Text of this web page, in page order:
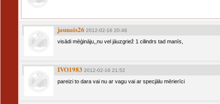
jaunais26 2012-02-16 20:46
visādi mēģināju,,nu vel jāuzgriež 1 cilindrs tad manīs,
IVO1983 2012-02-16 21:52
pareizi to dara vai nu ar vagu vai ar specjālu mērierīci